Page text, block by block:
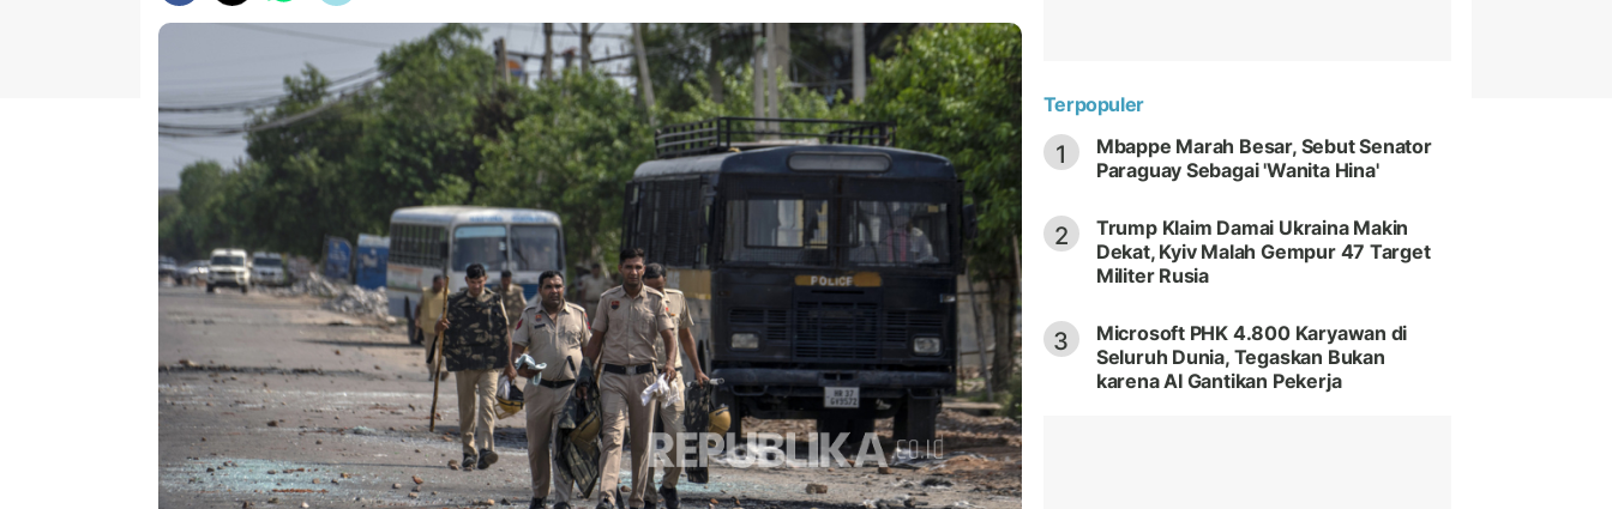
Terpopuler
1
Mbappe Marah Besar, Sebut Senator
Paraguay Sebagai 'Wanita Hina'
2
Trump Klaim Damai Ukraina Makin
Dekat, Kyiv Malah Gempur 47 Target
Militer Rusia
3
Microsoft PHK 4.800 Karyawan di
Seluruh Dunia, Tegaskan Bukan
karena AI Gantikan Pekerja